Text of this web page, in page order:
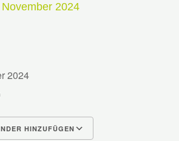
November 2024
2024
HINZUFÜGEN